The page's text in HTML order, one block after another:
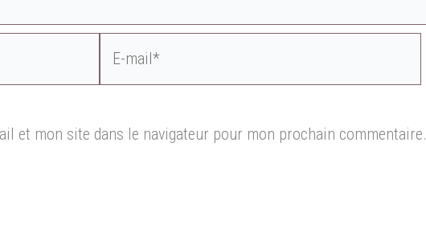
et mon site dans le navigateur pour mon prochain commentaire.